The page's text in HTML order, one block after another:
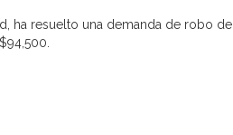
ha resuelto una demanda de robo de